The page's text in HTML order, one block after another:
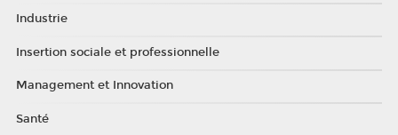
Industrie
Insertion sociale et professionnelle
Management et Innovation
Santé